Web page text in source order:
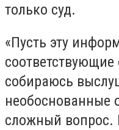
только суд.
«Пусть эту
собираюсь
необоснованные
сложный вопрос.